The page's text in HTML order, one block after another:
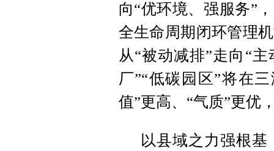
向“优环境、强服务”
全生命周期闭环管理
从“被动减排”走向“
厂”“低碳园区”将在
值”更高、“气质”更优
以县域之力强根